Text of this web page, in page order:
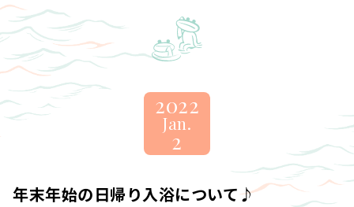
2022
Jan.
2
年末年始の日帰り入浴について♪